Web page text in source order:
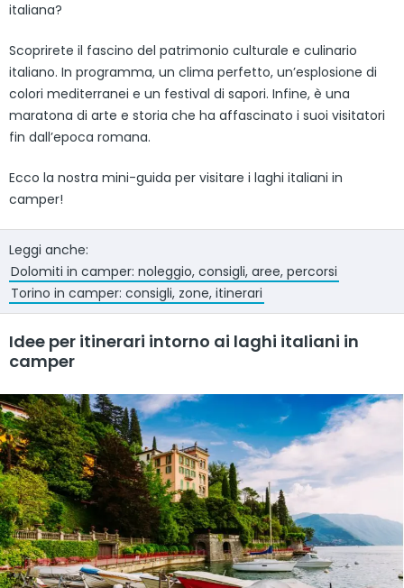
italiana?
Scoprirete il fascino del patrimonio culturale e culinario
italiano. In programma, un clima perfetto, un’esplosione di
colori mediterranei e un festival di sapori. Infine, è una
maratona di arte e storia che ha affascinato i suoi visitatori
fin dall’epoca romana.
Ecco la nostra mini-guida per visitare i laghi italiani in
camper!
Leggi anche:
Dolomiti in camper: noleggio, consigli, aree, percorsi
Torino in camper: consigli, zone, itinerari
Idee per itinerari intorno ai laghi italiani in
camper